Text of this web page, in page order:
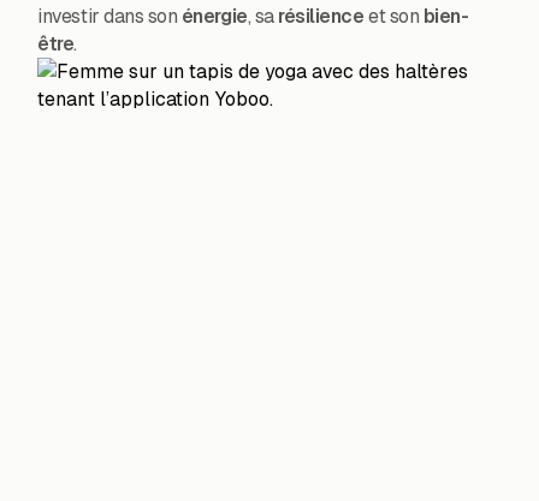
investir dans son énergie, sa résilience et son bien-
être.